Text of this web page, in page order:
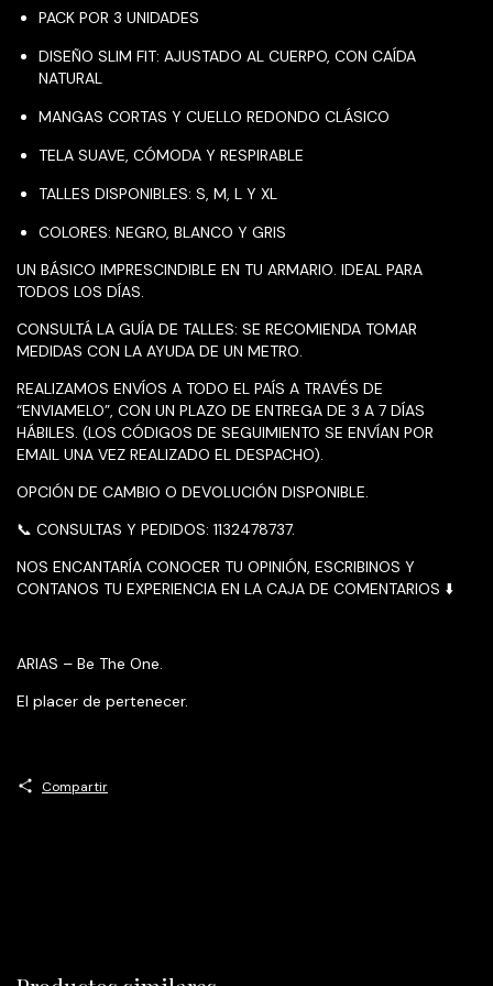
PACK POR 3 UNIDADES
DISEÑO SLIM FIT: AJUSTADO AL CUERPO, CON CAÍDA
NATURAL
MANGAS CORTAS Y CUELLO REDONDO CLÁSICO
TELA SUAVE, CÓMODA Y RESPIRABLE
TALLES DISPONIBLES: S, M, L Y XL
COLORES: NEGRO, BLANCO Y GRIS
UN BÁSICO IMPRESCINDIBLE EN TU ARMARIO. IDEAL PARA
TODOS LOS DÍAS.
CONSULTÁ LA GUÍA DE TALLES: SE RECOMIENDA TOMAR
MEDIDAS CON LA AYUDA DE UN METRO.
REALIZAMOS ENVÍOS A TODO EL PAÍS A TRAVÉS DE
“ENVIAMELO”, CON UN PLAZO DE ENTREGA DE 3 A 7 DÍAS
HÁBILES. (LOS CÓDIGOS DE SEGUIMIENTO SE ENVÍAN POR
EMAIL UNA VEZ REALIZADO EL DESPACHO).
OPCIÓN DE CAMBIO O DEVOLUCIÓN DISPONIBLE.
📞 CONSULTAS Y PEDIDOS: 1132478737.
NOS ENCANTARÍA CONOCER TU OPINIÓN, ESCRIBINOS Y
CONTANOS TU EXPERIENCIA EN LA CAJA DE COMENTARIOS ⬇️
ARIAS – Be The One.
El placer de pertenecer.
Compartir